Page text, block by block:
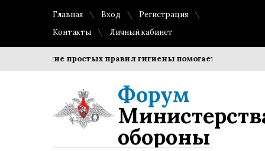
Главная Вход
Регистрация
Контакты
Личный кабинет
Соблюдение простых правил гигиены помогает сохранить
Форум
обороны